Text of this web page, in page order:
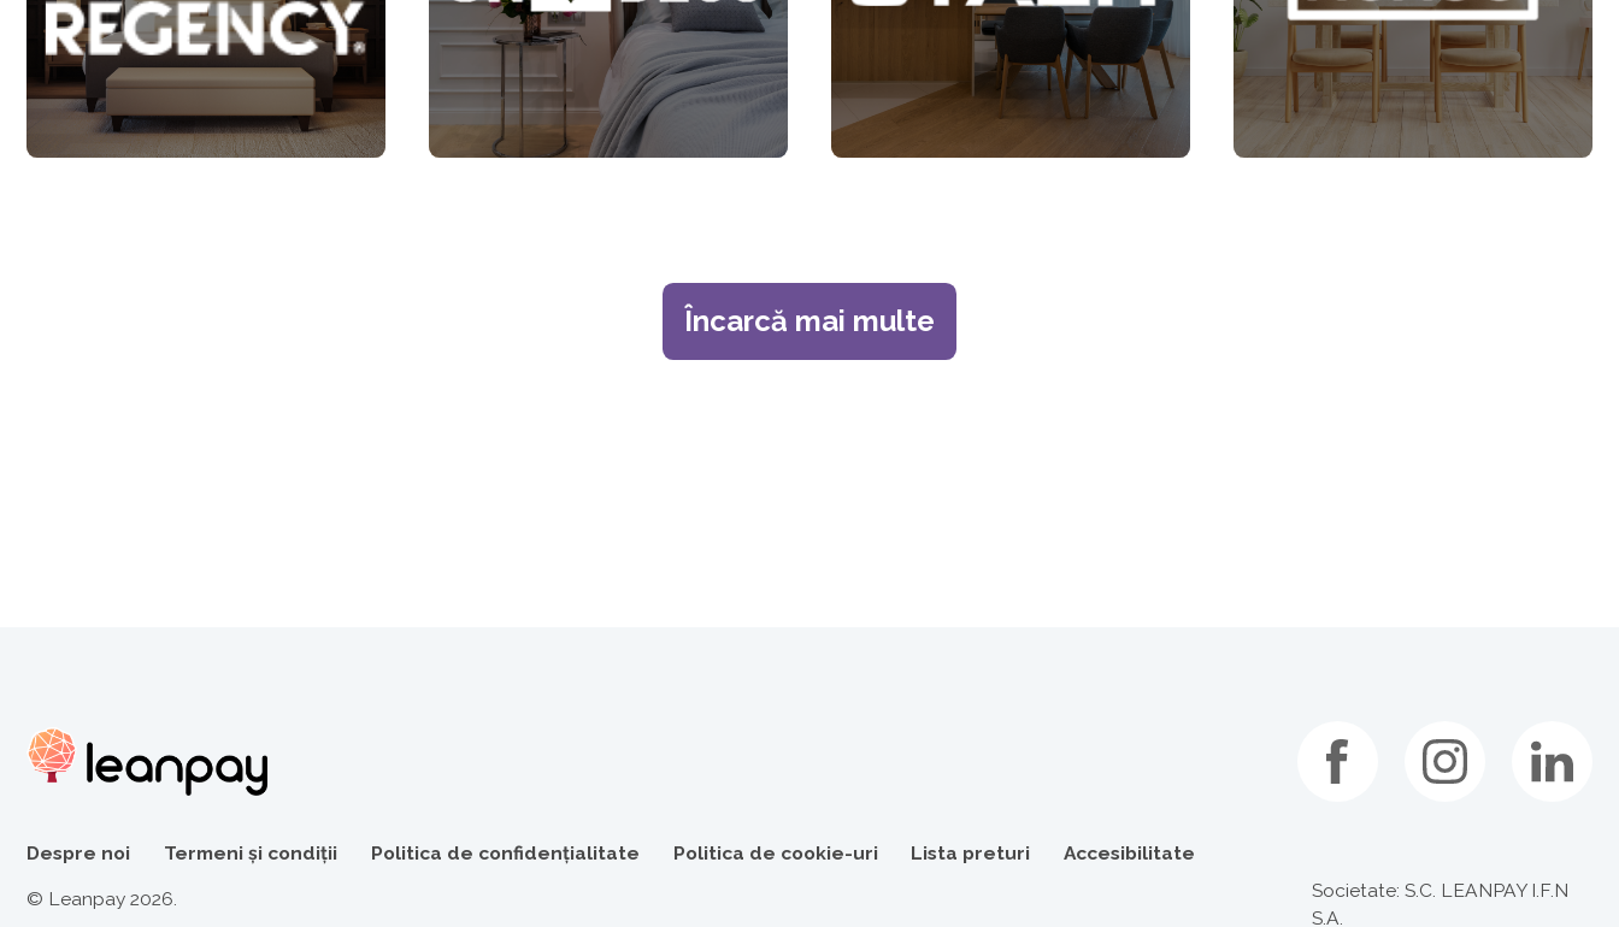
Încarcă mai multe
Despre noi Termeni și condiții Politica de confidențialitate Politica de cookie-uri Lista preturi
Accesibilitate
© Leanpay 2026.
Societate:S.C. LEANPAY I.F.N
S.A.